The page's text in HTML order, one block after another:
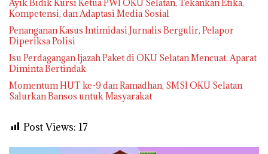
Ayik Bidik Kursi Ketua PWI OKU Selatan, Tekankan Etika,
Kompetensi, dan Adaptasi Media Sosial
Penanganan Kasus Intimidasi Jurnalis Bergulir, Pelapor
Diperiksa Polisi
Isu Perdagangan Ijazah Paket di OKU Selatan Mencuat, Aparat
Diminta Bertindak
Momentum HUT ke-9 dan Ramadhan, SMSI OKU Selatan
Salurkan Bansos untuk Masyarakat
Post Views: 17